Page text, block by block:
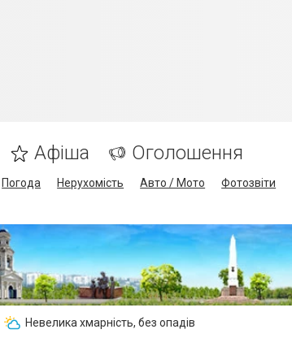
Афіша Оголошення
Погода Нерухомість Авто / Мото Фотозвіти
Невелика хмарність, без опадів